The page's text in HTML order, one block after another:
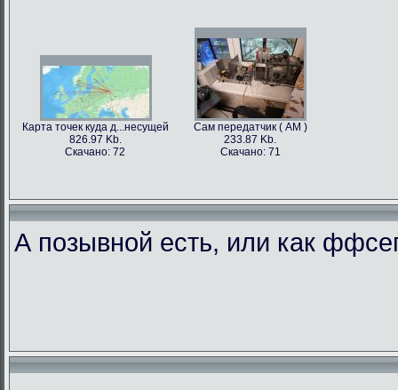
Карта точек куда д...несущей
826.97 Kb.
Скачано: 72
Сам передатчик ( АМ )
233.87 Kb.
Скачано: 71
А позывной есть, или как